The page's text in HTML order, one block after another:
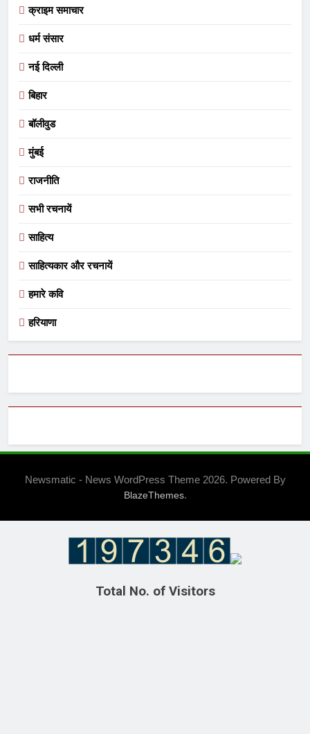
क्राइम समाचार
धर्म संसार
नई दिल्ली
बिहार
बॉलीवुड
मुंबई
राजनीति
सभी रचनायें
साहित्य
साहित्यकार और रचनायें
हमारे कवि
हरियाणा
Newsmatic - News WordPress Theme 2026. Powered By
BlazeThemes.
Total No. of Visitors